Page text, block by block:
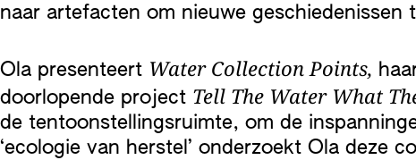
naar artefacten om nieuwe geschiedenissen
Ola presenteert Water Collection Points,
doorlopende project Tell The Water What
de tentoonstellingsruimte, om de
‘ecologie van herstel’ onderzoekt Ola deze